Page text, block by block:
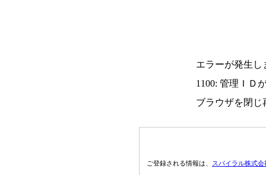
エラーが発生し
1100: 管理ＩＤ
ブラウザを閉じ
ご登録される情報は、 スパイラル株式会